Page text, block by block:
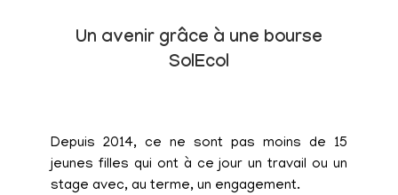
Un avenir grâce à une bourse
SolEcol
Depuis 2014, ce ne sont pas moins de 15
jeunes filles qui ont à ce jour un travail ou un
stage avec, au terme, un engagement.